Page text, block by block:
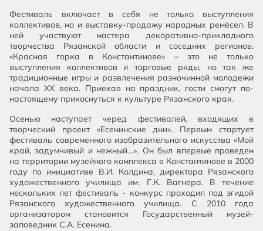
Фестиваль включает в себя не только выступления
коллективов, но и выставку-продажу народных ремёсел. В
ней участвуют мастера декоративно-прикладного
творчества Рязанской области и соседних регионов.
«Красная горка в Константинове» – это не только
выступления коллективов и торговые ряды, но так же
традиционные игры и развлечения разночинной молодежи
начала ХХ века. Приехав на праздник, гости смогут по-
настоящему прикоснуться к культуре Рязанского края.
Осенью наступает черед фестивалей, входящих в
творческий проект «Есенинские дни». Первым стартует
фестиваль современного изобразительного искусства «Мой
край, задумчивый и нежный…». Он был впервые проведен
на территории музейного комплекса в Константинове в 2000
году по инициативе В.И. Колдина, директора Рязанского
художественного училища им. Г.К. Вагнера. В течение
нескольких лет фестиваль - конкурс проходил под эгидой
Рязанского художественного училища. С 2010 года
организатором становится Государственный музей-
заповедник С.А. Есенина.